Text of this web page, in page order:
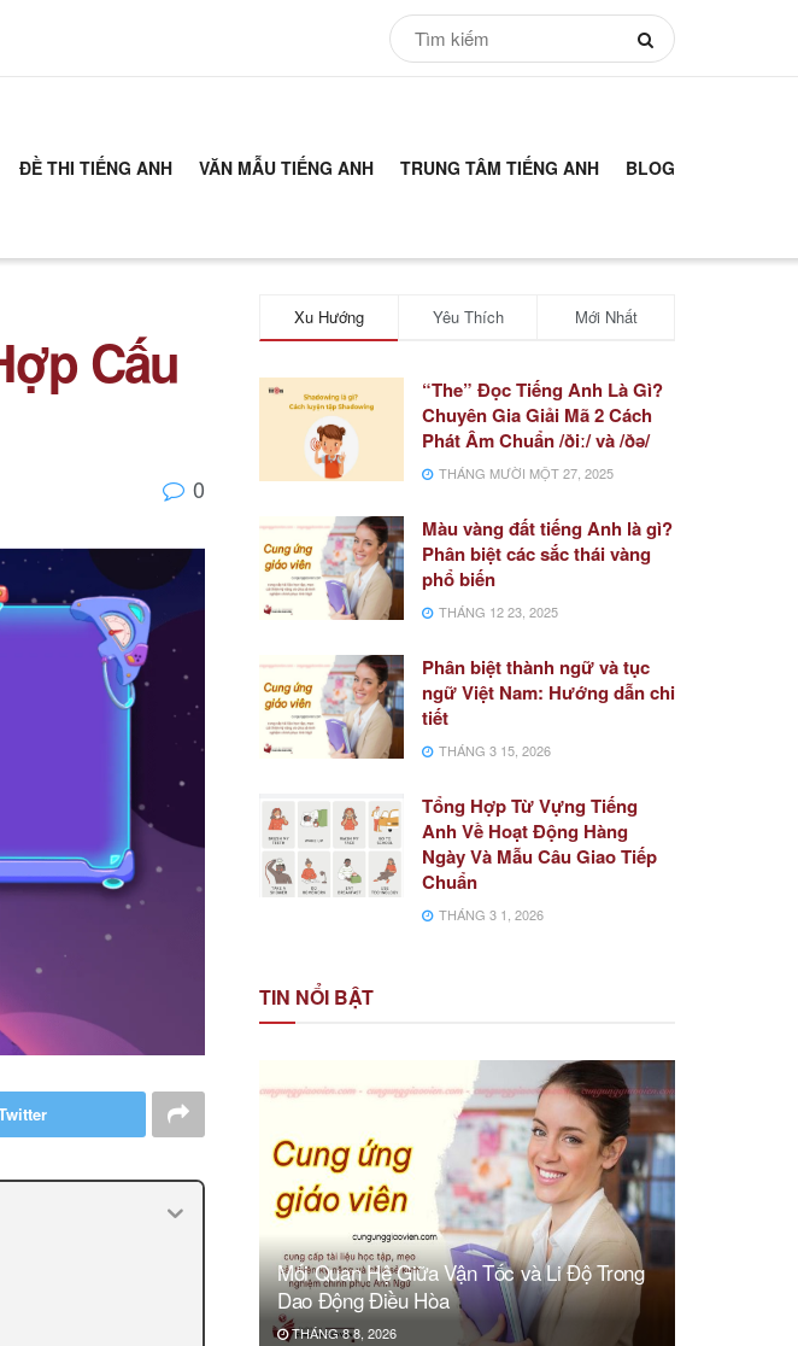
ĐỀ THI TIẾNG ANH VĂN MẪU TIẾNG ANH TRUNG TÂM TIẾNG ANH BLOG
Cấu
0
Xu Hướng Yêu Thích Mới Nhất
“The” Đọc Tiếng Anh Là Gì?
Chuyên Gia Giải Mã 2 Cách
Phát Âm Chuẩn /ðiː/ và /ðə/
THÁNG MƯỜI MỘT 27, 2025
Màu vàng đất tiếng Anh là gì?
Phân biệt các sắc thái vàng
phổ biến
THÁNG 12 23, 2025
Phân biệt thành ngữ và tục
ngữ Việt Nam: Hướng dẫn chi
tiết
THÁNG 3 15, 2026
Tổng Hợp Từ Vựng Tiếng
Anh Về Hoạt Động Hàng
Ngày Và Mẫu Câu Giao Tiếp
Chuẩn
THÁNG 3 1, 2026
TIN NỔI BẬT
Mối Quan Hệ Giữa Vận Tốc và Li Độ Trong
Dao Động Điều Hòa
THÁNG 8 8, 2026